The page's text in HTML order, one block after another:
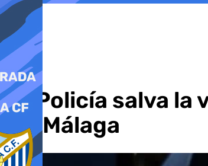
La Policía salva
del Málaga